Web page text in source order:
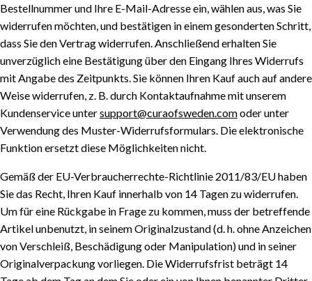
Bestellnummer und Ihre E-Mail-Adresse ein, wählen aus, was Sie
widerrufen möchten, und bestätigen in einem gesonderten Schritt,
dass Sie den Vertrag widerrufen. Anschließend erhalten Sie
unverzüglich eine Bestätigung über den Eingang Ihres Widerrufs
mit Angabe des Zeitpunkts. Sie können Ihren Kauf auch auf andere
Weise widerrufen, z. B. durch Kontaktaufnahme mit unserem
Kundenservice untersupport@curaofsweden.comoder unter
Verwendung des Muster-Widerrufsformulars. Die elektronische
Funktion ersetzt diese Möglichkeiten nicht.
Gemäß der EU-Verbraucherrechte-Richtlinie 2011/83/EU haben
Sie das Recht, Ihren Kauf innerhalb von 14 Tagen zu widerrufen.
Um für eine Rückgabe in Frage zu kommen, muss der betreffende
Artikel unbenutzt, in seinem Originalzustand (d. h. ohne Anzeichen
von Verschleiß, Beschädigung oder Manipulation) und in seiner
Originalverpackung vorliegen. Die Widerrufsfrist beträgt 14